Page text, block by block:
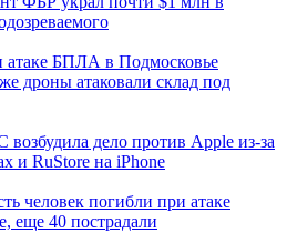
атаке БПЛА в Подмосковье
дроны атаковали склад под
дело против Apple из-за
и RuStore на iPhone
человек погибли при атаке
40 пострадали